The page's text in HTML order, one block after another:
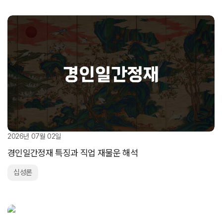
2026년 07월 02일
경인일간정재 특징과 직업 재물운 해석
십성론